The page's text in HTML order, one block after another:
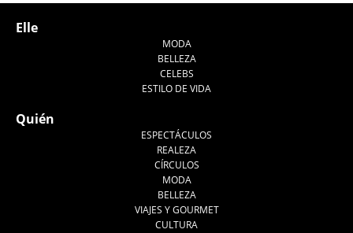
Elle
MODA
BELLEZA
CELEBS
ESTILO DE VIDA
Quién
ESPECTÁCULOS
REALEZA
CÍRCULOS
MODA
BELLEZA
VIAJES Y GOURMET
CULTURA